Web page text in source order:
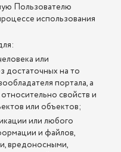
Пользователю
использования
или
достаточных на то
портала, а
свойств и
или объектов;
или любого
и файлов,
вредоносными,